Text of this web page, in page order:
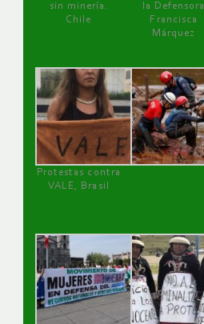
sin minería.
Chile
la Defensora
Francisca
Márquez
Protestas contra
VALE, Brasil